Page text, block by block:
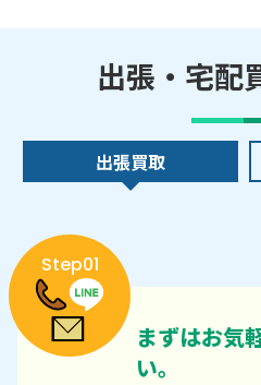
出張・宅配
出張買取
Step01
まずはお気
い。